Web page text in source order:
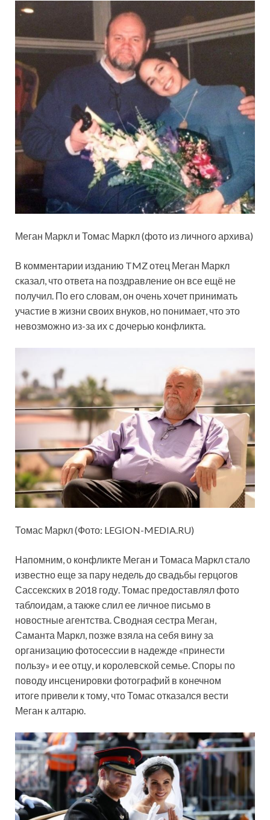
Меган Маркл и Томас Маркл (фото из личного архива)
В комментарии изданию TMZ отец Меган Маркл
сказал, что ответа на поздравление он все ещё не
получил. По его словам, он очень хочет принимать
участие в жизни своих внуков, но понимает, что это
невозможно из-за их с дочерью конфликта.
Томас Маркл (Фото: LEGION-MEDIA.RU)
Напомним, о конфликте Меган и Томаса Маркл стало
известно еще за пару недель до свадьбы герцогов
Сассекских в 2018 году. Томас предоставлял фото
таблоидам, а также слил ее личное письмо в
новостные агентства. Сводная сестра Меган,
Саманта Маркл, позже взяла на себя вину за
организацию фотосессии в надежде «принести
пользу» и ее отцу, и королевской семье. Споры по
поводу инсценировки фотографий в конечном
итоге привели к тому, что Томас отказался вести
Меган к алтарю.